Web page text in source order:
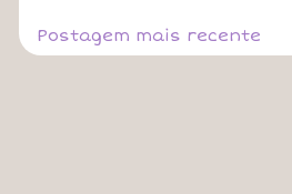
Postagem mais recente